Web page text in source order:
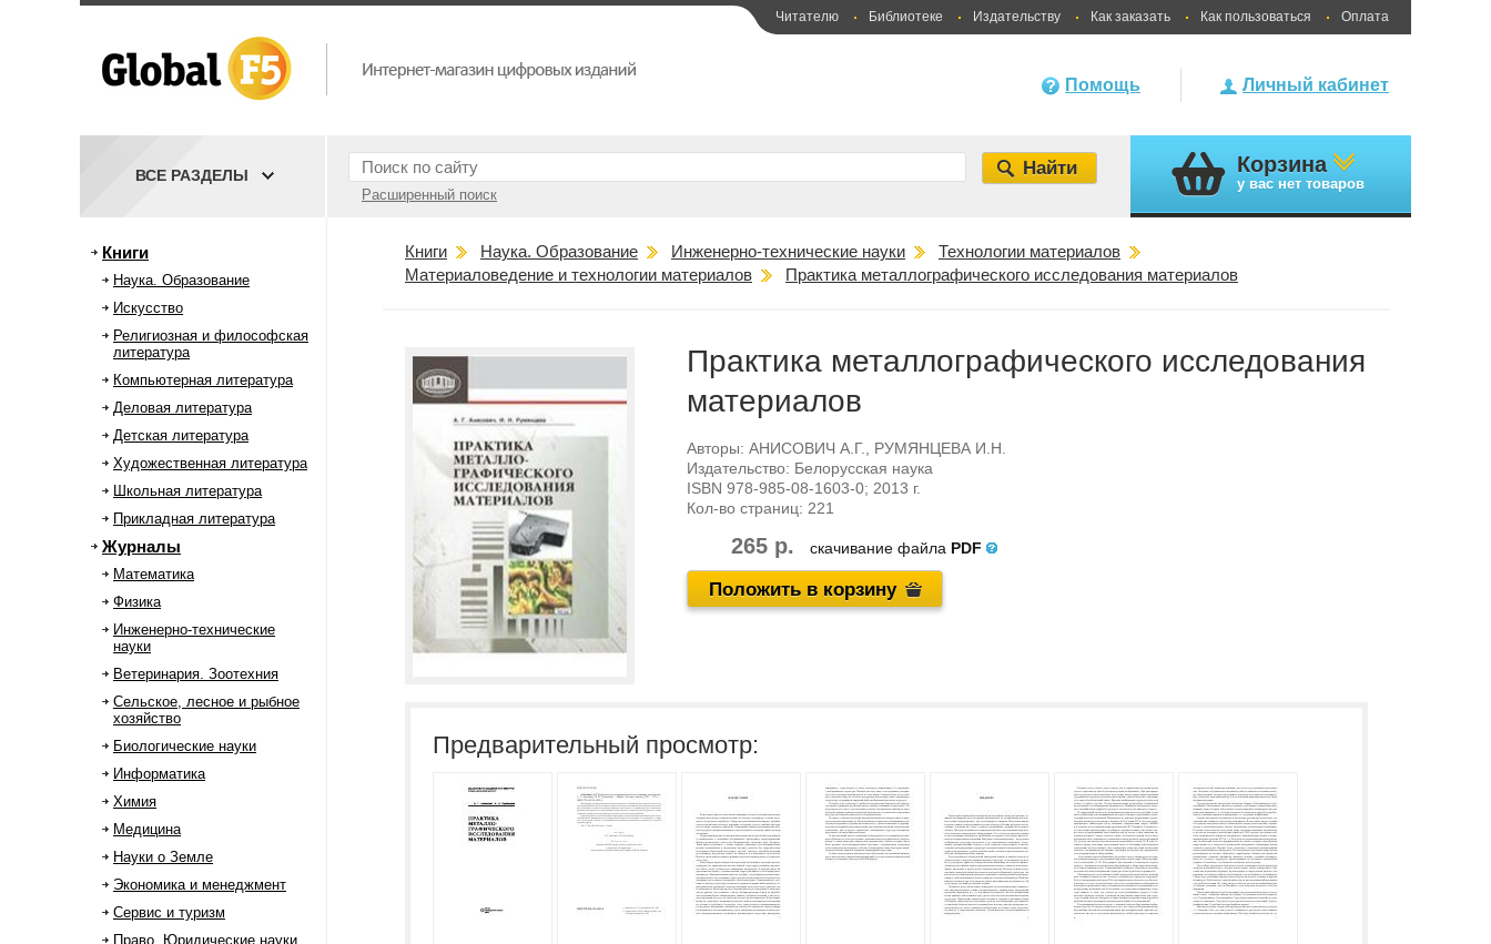
Читателю Библиотеке Издательству Как заказать Как пользоваться Оплата
Личный кабинет
Помощь
Расширенный поиск
ВСЕ РАЗДЕЛЫ Корзина
у вас нет товаров
Книги
Наука. Образование
Искусство
Религиозная и философская
литература
Компьютерная литература
Деловая литература
Детская литература
Художественная литература
Школьная литература
Прикладная литература
Журналы
Математика
Физика
Инженерно-технические
науки
Ветеринария. Зоотехния
Сельское, лесное и рыбное
хозяйство
Биологические науки
Информатика
Химия
Медицина
Науки о Земле
Экономика и менеджмент
Сервис и туризм
Право. Юридические науки
Книги Наука. Образование Инженерно-технические науки
Технологии материалов
Материаловедение и технологии материалов
Практика металлографического исследования материалов
Практика металлографического исследования
материалов
Авторы: АНИСОВИЧ А.Г.
РУМЯНЦЕВА И.Н.
Издательство: Белорусская наука
ISBN 978-985-08-1603-0; 2013 г.
Кол-во страниц: 221
265 р. скачивание файла PDF
Положить в корзину
Предварительный просмотр: